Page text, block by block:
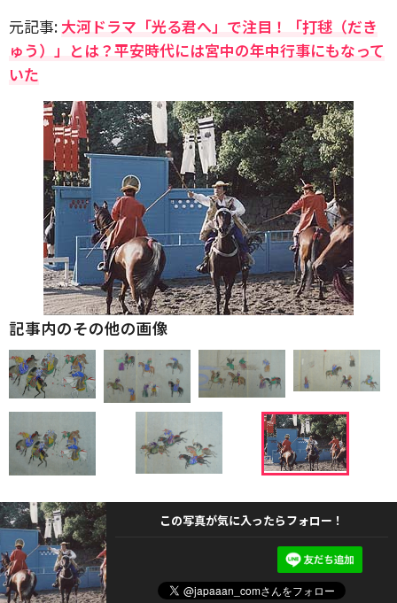
元記事:大河ドラマ「光る君へ」で注目！「打毬（だき
ゅう）」とは？平安時代には宮中の年中行事にもなって
いた
記事内のその他の画像
この写真が気に入ったらフォロー！